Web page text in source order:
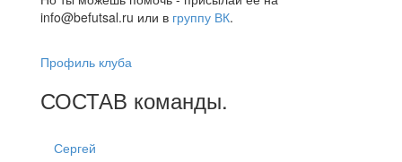
info@befutsal.ru или в группу ВК.
Профиль клуба
СОСТАВ команды.
Сергей